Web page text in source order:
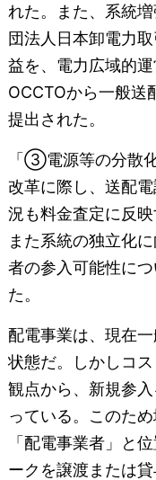
れた。また、系統
団法人日本卸電力
益を、電力広域的
OCCTOから一般送
提出された。
「③電源等の分散
改革に際し、送配
況も料金査定に反
また系統の独立化
者の参入可能性に
た。
配電事業は、現在
状態だ。しかしコ
観点から、新規参
っている。このた
「配電事業者」と
ークを譲渡または